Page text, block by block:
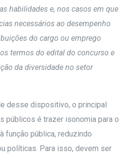
habilidades e, nos casos em que
necessários ao desempenho
do cargo ou emprego
termos do edital do concurso e
da diversidade no setor
desse dispositivo, o principal
públicos é trazer isonomia para o
função pública, reduzindo
políticas. Para isso, devem ser